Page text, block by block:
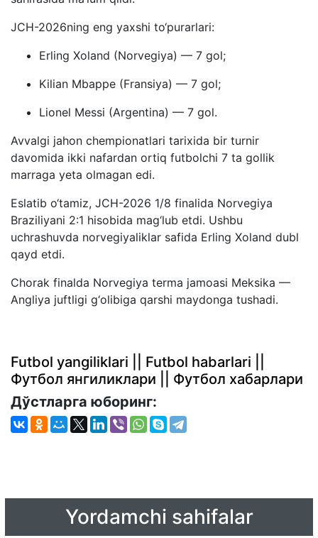
JCH-2026ning eng yaxshi to‘purarlari:
Erling Xoland (Norvegiya) — 7 gol;
Kilian Mbappe (Fransiya) — 7 gol;
Lionel Messi (Argentina) — 7 gol.
Avvalgi jahon chempionatlari tarixida bir turnir
davomida ikki nafardan ortiq futbolchi 7 ta gollik
marraga yeta olmagan edi.
Eslatib o‘tamiz, JCH-2026 1/8 finalida Norvegiya
Braziliyani 2:1 hisobida mag‘lub etdi. Ushbu
uchrashuvda norvegiyaliklar safida Erling Xoland dubl
qayd etdi.
Chorak finalda Norvegiya terma jamoasi Meksika —
Angliya juftligi g‘olibiga qarshi maydonga tushadi.
Futbol yangiliklari || Futbol habarlari ||
Футбол янгиликлари || Футбол хабарлари
Дўстларга юборинг:
Yordamchi sahifalar